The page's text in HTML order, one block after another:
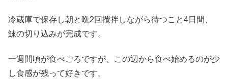
冷蔵庫で保存し朝と晩2回攪拌しながら待つこと4日間、
鰊の切り込みが完成です。
一週間頃が食べごろですが、この辺から食べ始めるのが少
し食感が残って好きです。